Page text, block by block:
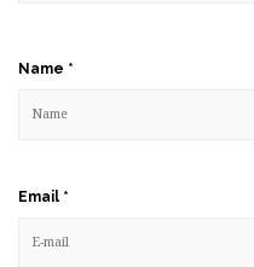
Name *
Email *